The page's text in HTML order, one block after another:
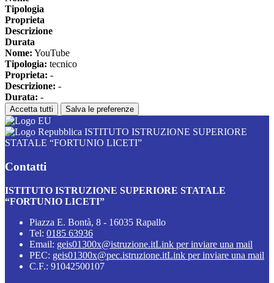
Tipologia
Proprieta
Descrizione
Durata
Nome: YouTube
Tipologia: tecnico
Proprieta: -
Descrizione: -
Durata: -
Accetta tutti Salva le preferenze
ISTITUTO ISTRUZIONE SUPERIORE
STATALE “FORTUNIO LICETI”
Contatti
ISTITUTO ISTRUZIONE SUPERIORE STATALE
“FORTUNIO LICETI”
Piazza E. Bontà, 8 - 16035 Rapallo
Tel: 0185 63936
Email: geis01300x@istruzione.itLink per inviare una mail
PEC: geis01300x@pec.istruzione.itLink per inviare una mail
C.F.: 91042500107